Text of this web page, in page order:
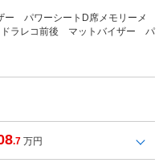
パワーシートD席メモリーメ
ラレコ前後 マットバイザー パ
.7 万円